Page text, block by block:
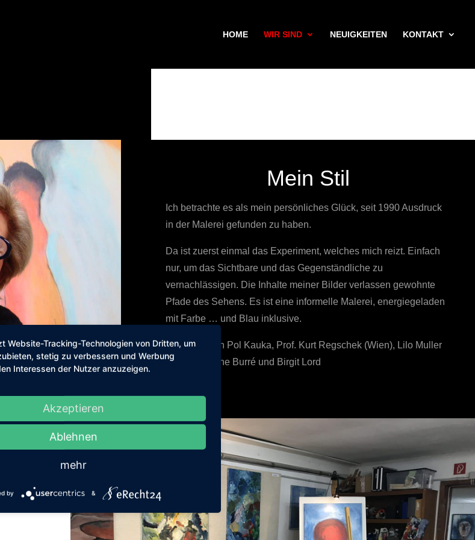
HOME WIR SIND NEUIGKEITEN KONTAKT
Mein Stil
Ich betrachte es als mein persönliches Glück, seit 1990 Ausdruck
in der Malerei gefunden zu haben.
Da ist zuerst einmal das Experiment, welches mich reizt. Einfach
nur, um das Sichtbare und das Gegenständliche zu
vernachlässigen. Die Inhalte meiner Bilder verlassen gewohnte
Pfade des Sehens. Es ist eine informelle Malerei, energiegeladen
mit Farbe … und Blau inklusive.
Schülerin von Pol Kauka, Prof. Kurt Regschek (Wien), Lilo Muller
(Eutin), Regine Burré und Birgit Lord
Website-Tracking-Technologien von Dritten, um
stetig zu verbessern und Werbung
Interessen der Nutzer anzuzeigen.
Akzeptieren
Ablehnen
mehr
by &